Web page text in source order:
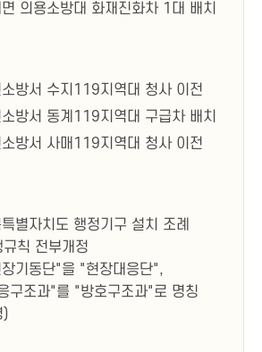
의용소방대 화재진화차 1대 배치
소방서 수지119지역대 청사 이전
방서 동계119지역대 구급차 배치
소방서 사매119지역대 청사 이전
별자치도 행정기구 설치 조례
규칙 전부개정
기동단"을 "현장대응단",
구조과"를 "방호구조과"로 명칭
)